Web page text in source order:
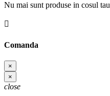
Nu mai sunt produse in cosul tau

Comanda
×
×
close